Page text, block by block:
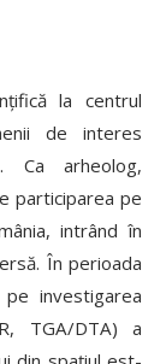
la centrul
de interes
Ca arheolog,
participarea pe
intrând în
În perioada
investigarea
TGA/DTA) a